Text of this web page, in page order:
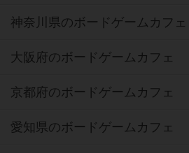
神奈川県のボードゲームカフェ
大阪府のボードゲームカフェ
京都府のボードゲームカフェ
愛知県のボードゲームカフェ